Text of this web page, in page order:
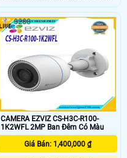
như đàm thoại 2 chiều, phát
tiếng khóc, phát hiện chuyển
ghi hình sắc nét,…. giúp phụ
có thể dễ dàng dõi theo con
CAMERA EZVIZ CS-H3C-R100-
1K2WFL 2MP Ban Đêm Có Màu
Giá Bán: 1,400,000 ₫
3288